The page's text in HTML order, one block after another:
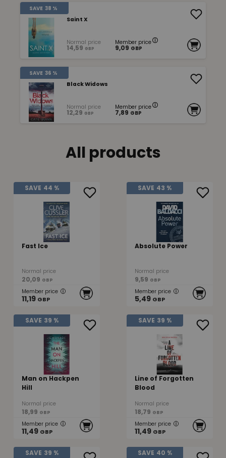
SAVE 38 %
Saint X
Normal price
14,59 GBP
Member price
9,09 GBP
SAVE 36 %
Black Widows
Normal price
12,29 GBP
Member price
7,89 GBP
All products
SAVE 44 %
Fast Ice
Normal price
20,09 GBP
Member price
11,19 GBP
SAVE 43 %
Absolute Power
Normal price
9,59 GBP
Member price
5,49 GBP
SAVE 39 %
Man on Hackpen
Hill
Normal price
18,99 GBP
Member price
11,49 GBP
SAVE 39 %
Line of Forgotten
Blood
Normal price
18,79 GBP
Member price
11,49 GBP
SAVE 39 % SAVE 40 %